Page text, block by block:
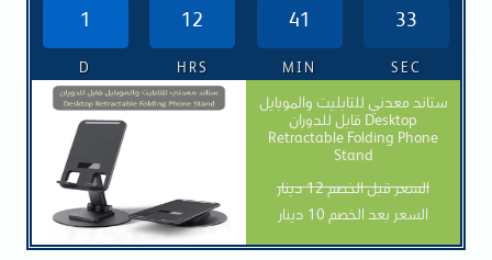
1 12 41 31
D HRS MIN SEC
ستاند معدني للتابليت والموبايل
قابل للدوران Desktop
Retractable Folding Phone
Stand
السعر قبل الخصم 12 دينار
السعر بعد الخصم 10 دينار